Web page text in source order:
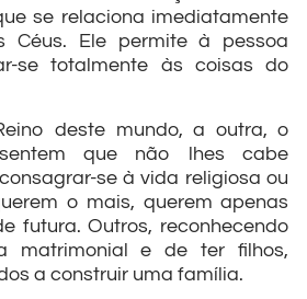
se relaciona imediatamente
Céus. Ele permite à pessoa
se totalmente às coisas do
deste mundo, a outra, o
que não lhes cabe
se à vida religiosa ou
o mais, querem apenas
futura. Outros, reconhecendo
matrimonial e de ter filhos,
a construir uma família.